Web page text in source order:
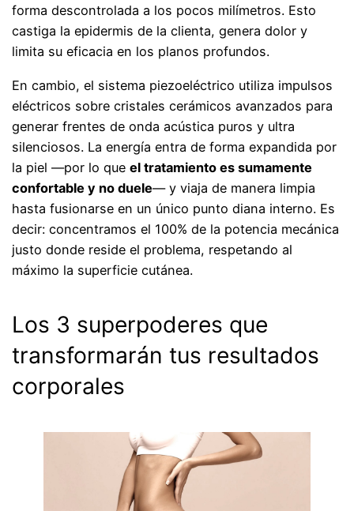
forma descontrolada a los pocos milímetros. Esto
castiga la epidermis de la clienta, genera dolor y
limita su eficacia en los planos profundos.
En cambio, el sistema piezoeléctrico utiliza impulsos
eléctricos sobre cristales cerámicos avanzados para
generar frentes de onda acústica puros y ultra
silenciosos. La energía entra de forma expandida por
la piel —por lo queel tratamiento es sumamente
confortable y no duele— y viaja de manera limpia
hasta fusionarse en un único punto diana interno. Es
decir: concentramos el 100% de la potencia mecánica
justo donde reside el problema, respetando al
máximo la superficie cutánea.
Los 3 superpoderes que
transformarán tus resultados
corporales